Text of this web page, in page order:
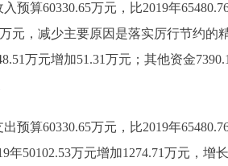
算60330.65万元，比2019年
元，减少主要原因是落实厉行节约
万元增加51.31万元；其他资金
算60330.65万元，比2019年
年50102.53万元增加1274.71万元，